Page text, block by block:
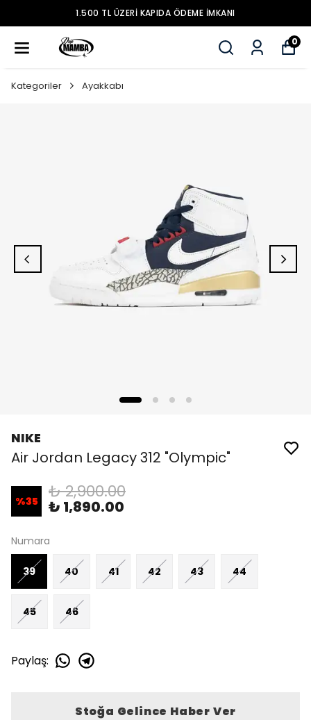
1.500 TL ÜZERİ KAPIDA ÖDEME İMKANI
0
Kategoriler Ayakkabı
NIKE
Air Jordan Legacy 312 "Olympic"
%35 ₺ 2,900.00
₺ 1,890.00
Numara
39 40 41 42 43 44
45 46
Paylaş:
Stoğa Gelince Haber Ver